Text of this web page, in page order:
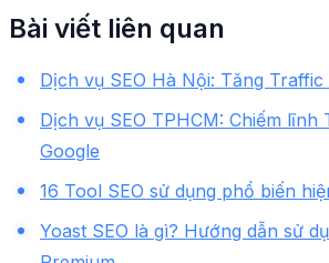
Bài viết liên quan
Dịch vụ SEO Hà Nội: Tăng
Dịch vụ SEO TPHCM: Chiếm lĩnh
Google
16 Tool SEO sử dụng phổ biến
Yoast SEO là gì? Hướng dẫn sử